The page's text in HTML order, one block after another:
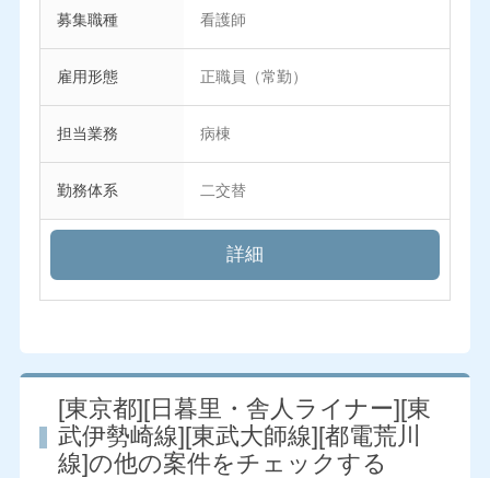
募集職種 看護師
雇用形態 正職員（常勤）
担当業務 病棟
勤務体系 二交替
詳細
[東京都][日暮里・舎人ライナー][東
武伊勢崎線][東武大師線][都電荒川
線]の他の案件をチェックする